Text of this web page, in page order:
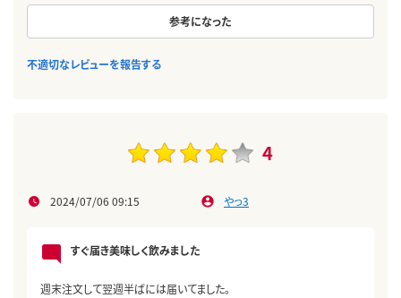
参考になった
不適切なレビューを報告する
4
2024/07/06 09:15 やっ3
すぐ届き美味しく飲みました
週末注文して翌週半ばには届いてました。